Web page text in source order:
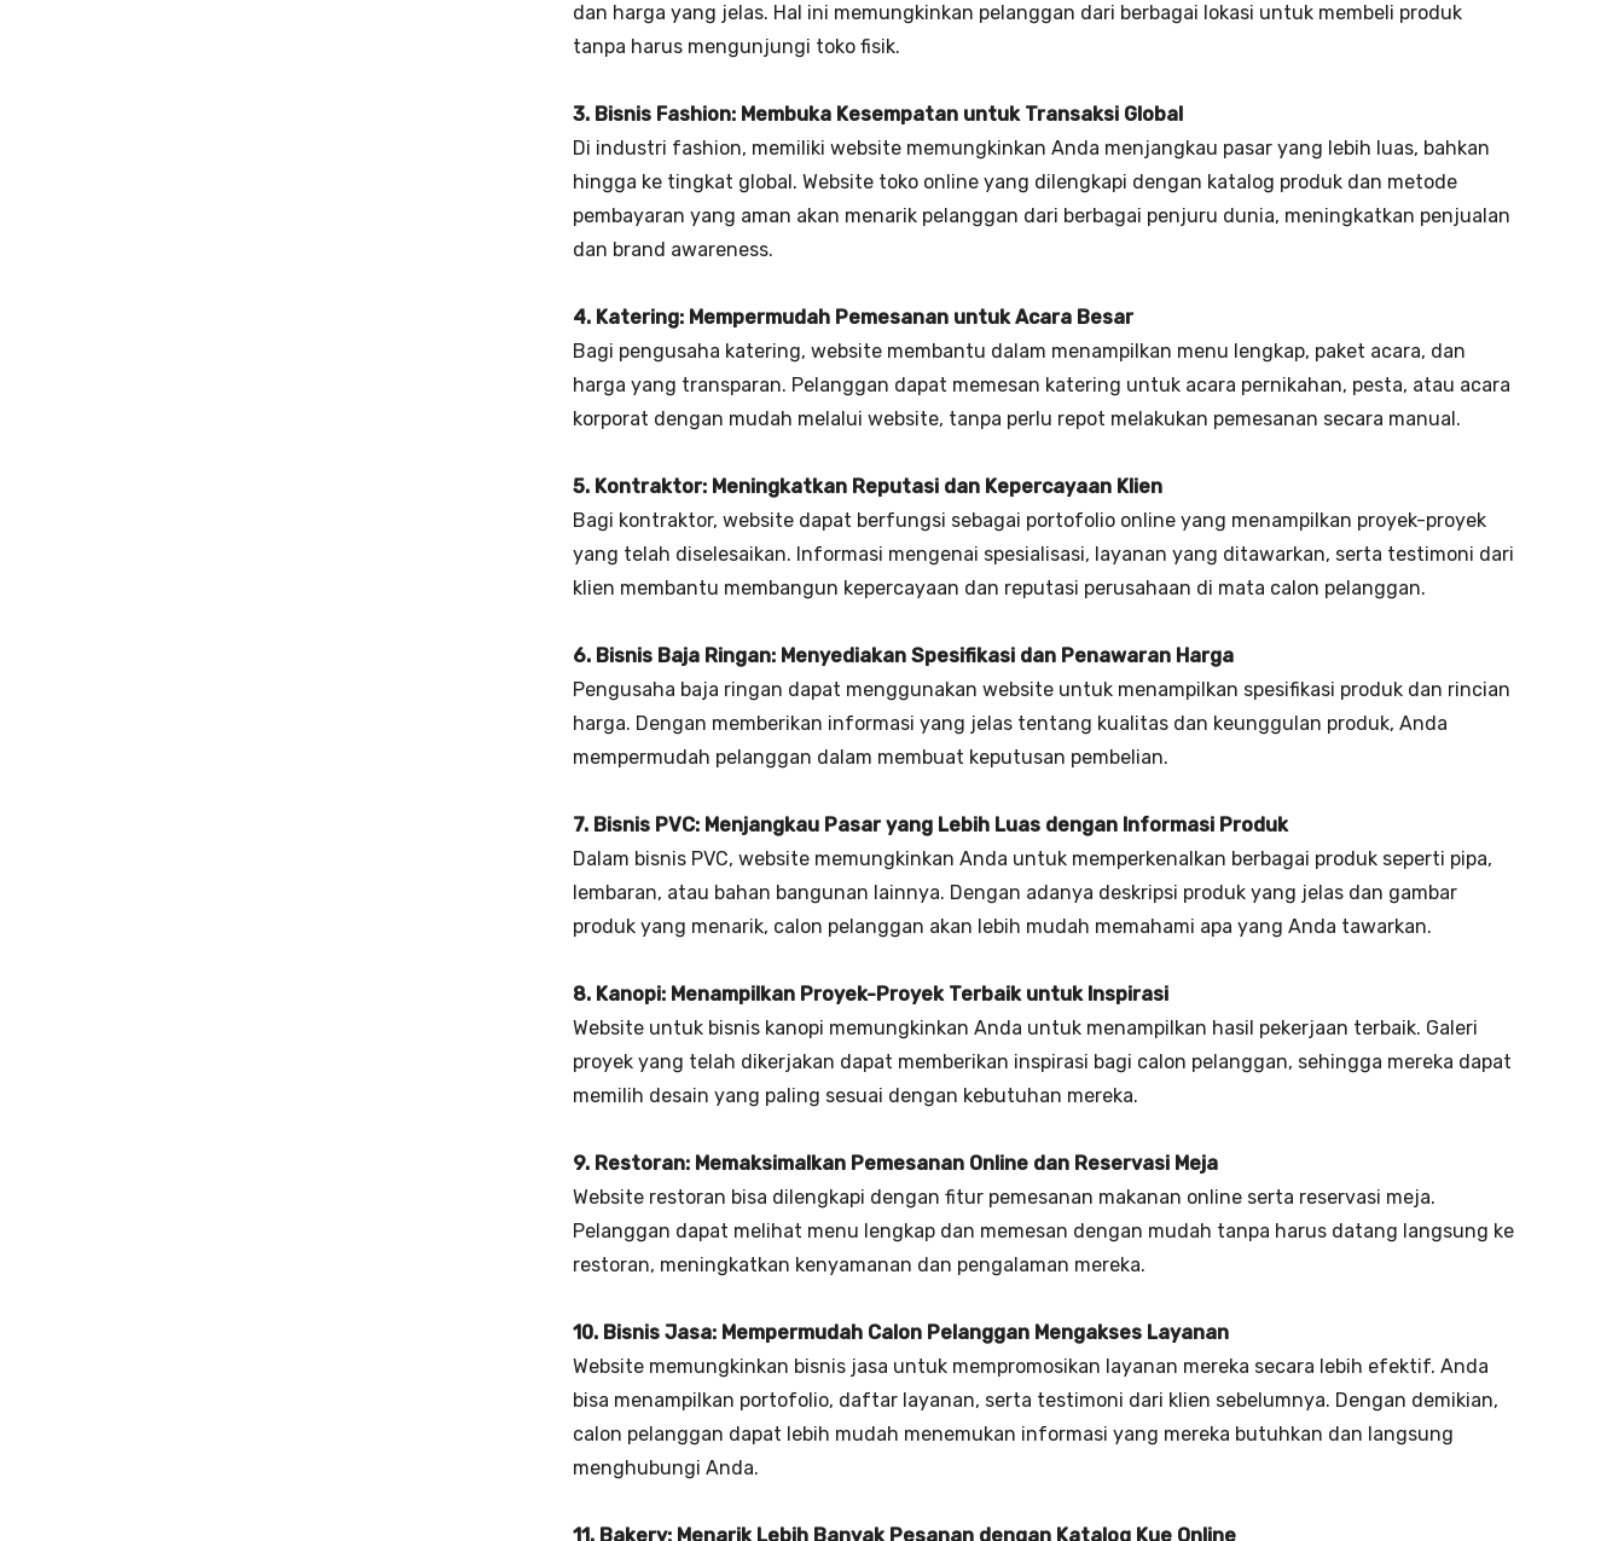
dan harga yang jelas. Hal ini memungkinkan pelanggan dari berbagai lokasi untuk membeli produk
tanpa harus mengunjungi toko fisik.
3. Bisnis Fashion: Membuka Kesempatan untuk Transaksi Global
Di industri fashion, memiliki website memungkinkan Anda menjangkau pasar yang lebih luas, bahkan
hingga ke tingkat global. Website toko online yang dilengkapi dengan katalog produk dan metode
pembayaran yang aman akan menarik pelanggan dari berbagai penjuru dunia, meningkatkan penjualan
dan brand awareness.
4. Katering: Mempermudah Pemesanan untuk Acara Besar
Bagi pengusaha katering, website membantu dalam menampilkan menu lengkap, paket acara, dan
harga yang transparan. Pelanggan dapat memesan katering untuk acara pernikahan, pesta, atau acara
korporat dengan mudah melalui website, tanpa perlu repot melakukan pemesanan secara manual.
5. Kontraktor: Meningkatkan Reputasi dan Kepercayaan Klien
Bagi kontraktor, website dapat berfungsi sebagai portofolio online yang menampilkan proyek-proyek
yang telah diselesaikan. Informasi mengenai spesialisasi, layanan yang ditawarkan, serta testimoni dari
klien membantu membangun kepercayaan dan reputasi perusahaan di mata calon pelanggan.
6. Bisnis Baja Ringan: Menyediakan Spesifikasi dan Penawaran Harga
Pengusaha baja ringan dapat menggunakan website untuk menampilkan spesifikasi produk dan rincian
harga. Dengan memberikan informasi yang jelas tentang kualitas dan keunggulan produk, Anda
mempermudah pelanggan dalam membuat keputusan pembelian.
7. Bisnis PVC: Menjangkau Pasar yang Lebih Luas dengan Informasi Produk
Dalam bisnis PVC, website memungkinkan Anda untuk memperkenalkan berbagai produk seperti pipa,
lembaran, atau bahan bangunan lainnya. Dengan adanya deskripsi produk yang jelas dan gambar
produk yang menarik, calon pelanggan akan lebih mudah memahami apa yang Anda tawarkan.
8. Kanopi: Menampilkan Proyek-Proyek Terbaik untuk Inspirasi
Website untuk bisnis kanopi memungkinkan Anda untuk menampilkan hasil pekerjaan terbaik. Galeri
proyek yang telah dikerjakan dapat memberikan inspirasi bagi calon pelanggan, sehingga mereka dapat
memilih desain yang paling sesuai dengan kebutuhan mereka.
9. Restoran: Memaksimalkan Pemesanan Online dan Reservasi Meja
Website restoran bisa dilengkapi dengan fitur pemesanan makanan online serta reservasi meja.
Pelanggan dapat melihat menu lengkap dan memesan dengan mudah tanpa harus datang langsung ke
restoran, meningkatkan kenyamanan dan pengalaman mereka.
10. Bisnis Jasa: Mempermudah Calon Pelanggan Mengakses Layanan
Website memungkinkan bisnis jasa untuk mempromosikan layanan mereka secara lebih efektif. Anda
bisa menampilkan portofolio, daftar layanan, serta testimoni dari klien sebelumnya. Dengan demikian,
calon pelanggan dapat lebih mudah menemukan informasi yang mereka butuhkan dan langsung
menghubungi Anda.
11. Bakery: Menarik Lebih Banyak Pesanan dengan Katalog Kue Online